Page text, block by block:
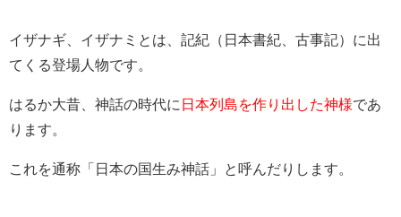
イザナギ、イザナミとは、記紀（日本書紀、古事記）に出
てくる登場人物です。
はるか大昔、神話の時代に 日本列島を作り出した神様であ
ります。
これを通称「日本の国生み神話」と呼んだりします。